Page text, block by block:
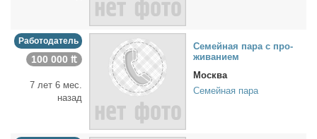
Работодатель
100 000 ₶
7 лет 6 мес.
назад
Се­мей­ная па­ра с про­
жи­ва­ни­ем
Москва
Семейная пара